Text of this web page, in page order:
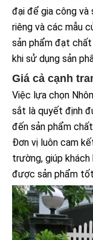
đại để gia công và
riêng và các mẫu
sản phẩm đạt
khi sử dụng sản
Giá cả cạnh
Việc lựa chọn
sắt là quyết định
đến sản phẩm
Đơn vị luôn cam
trường, giúp
được sản phẩm